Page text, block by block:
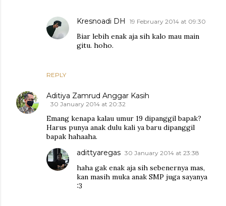
REPLY
Kresnoadi DH 19 February 2014 at 09:30
Biar lebih enak aja sih kalo mau main
gitu. hoho.
Aditiya Zamrud Anggar Kasih
30 January 2014 at 20:32
Emang kenapa kalau umur 19 dipanggil bapak?
Harus punya anak dulu kali ya baru dipanggil
bapak hahaaha.
adittyaregas 30 January 2014 at 23:38
haha gak enak aja sih sebenernya mas,
kan masih muka anak SMP juga sayanya
:3